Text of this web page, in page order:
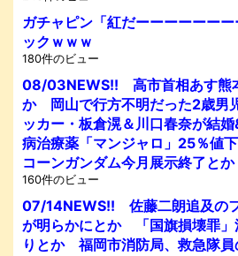
ガチャピン「紅だーーーーーー
ックｗｗｗ
180件のビュー
08/03NEWS!! 高市首相あす熊
か 岡山で行方不明だった2歳男
ッカー・板倉滉＆川口春奈が結
病治療薬「マンジャロ」25％値
コーンガンダム今月展示終了とか
160件のビュー
07/14NEWS!! 佐藤二朗追及の
が明らかにとか 「国旗損壊罪」
りとか 福岡市消防局、救急隊員